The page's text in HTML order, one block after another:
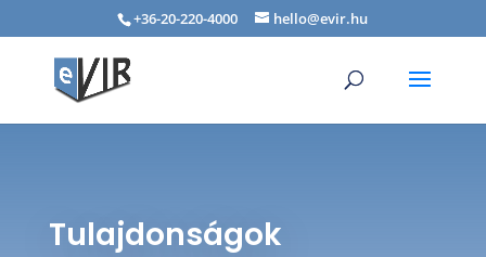
+36-20-220-4000 hello@evir.hu
Tulajdonságok